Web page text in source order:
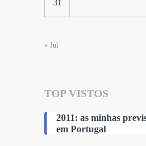
31
« Jul
TOP VISTOS
2011: as minhas
em Portugal